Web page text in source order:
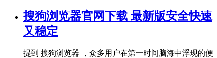
搜狗浏览器官网下载 最新版安全快速
又稳定
提到 搜狗浏览器 ，众多用户在第一时间脑海中浮现的便